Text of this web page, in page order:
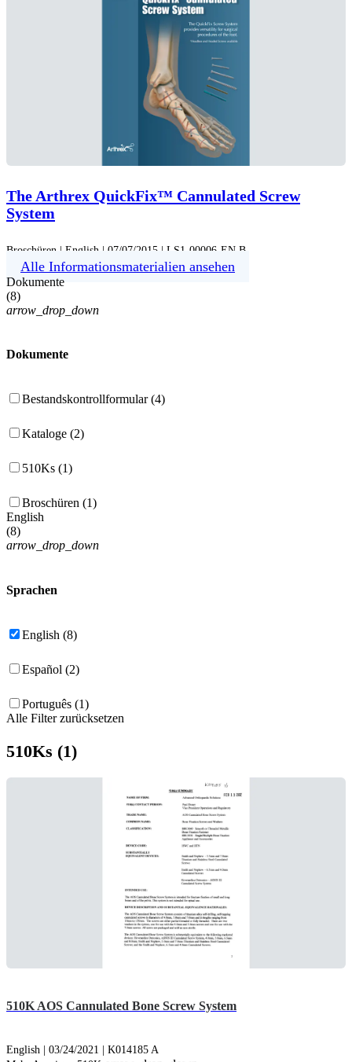
The Arthrex QuickFix™ Cannulated Screw
System
Broschüren | English | 07/07/2015 | LS1-00006-EN B
Alle Informationsmaterialien ansehen
Dokumente
(8)
arrow_drop_down
Dokumente
Bestandskontrollformular (4)
Kataloge (2)
510Ks (1)
Broschüren (1)
English
(8)
arrow_drop_down
Sprachen
English (8)
Español (2)
Português (1)
Alle Filter zurücksetzen
510Ks (1)
510K AOS Cannulated Bone Screw System
English | 03/24/2021 | K014185 A